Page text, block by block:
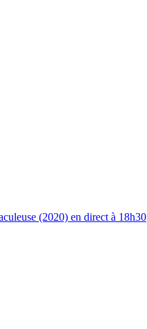
(2020) en direct à 18h30